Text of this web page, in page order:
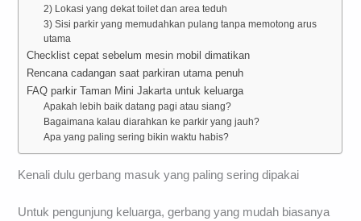
2) Lokasi yang dekat toilet dan area teduh
3) Sisi parkir yang memudahkan pulang tanpa memotong arus
utama
Checklist cepat sebelum mesin mobil dimatikan
Rencana cadangan saat parkiran utama penuh
FAQ parkir Taman Mini Jakarta untuk keluarga
Apakah lebih baik datang pagi atau siang?
Bagaimana kalau diarahkan ke parkir yang jauh?
Apa yang paling sering bikin waktu habis?
Kenali dulu gerbang masuk yang paling sering dipakai
Untuk pengunjung keluarga, gerbang yang mudah biasanya